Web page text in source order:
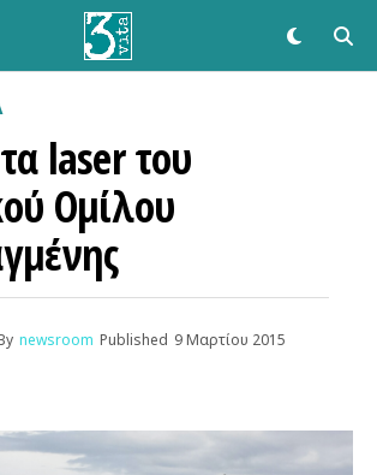
laser του
Ομίλου
newsroom Published 9 Μαρτίου 2015